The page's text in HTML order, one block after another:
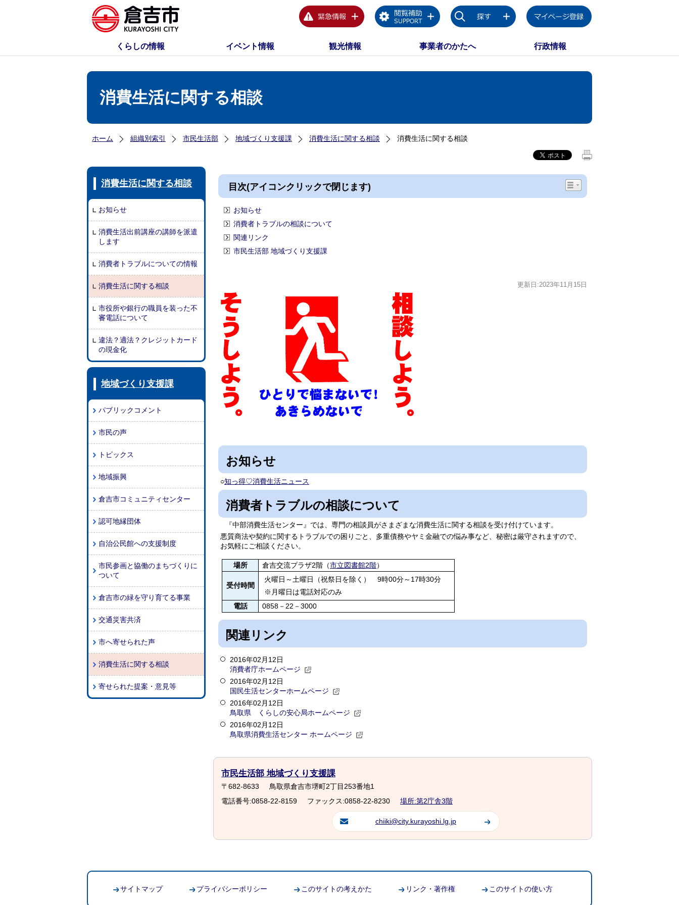
くらしの情報 イベント情報 観光情報 事業者のかたへ 行政情報
消費生活に関する相談
ホーム 組織別索引 市民生活部 地域づくり支援課 消費生活に関する相談 消費生活に関する相談
消費生活に関する相談
お知らせ
消費生活出前講座の講師を派遣
します
消費者トラブルについての情報
消費生活に関する相談
市役所や銀行の職員を装った不
審電話について
違法？適法？クレジットカード
の現金化
地域づくり支援課
パブリックコメント
市民の声
トピックス
地域振興
倉吉市コミュニティセンター
認可地縁団体
自治公民館への支援制度
市民参画と協働のまちづくりに
ついて
倉吉市の緑を守り育てる事業
交通災害共済
市へ寄せられた声
消費生活に関する相談
寄せられた提案・意見等
目次(アイコンクリックで閉じます)
お知らせ
消費者トラブルの相談について
関連リンク
市民生活部 地域づくり支援課
更新日:2023年11月15日
お知らせ
○知っ得♡消費生活ニュース
消費者トラブルの相談について
『中部消費生活センター』では、専門の相談員がさまざまな消費生活に関する相談を受け付けています。
悪質商法や契約に関するトラブルでの困りごと、多重債務やヤミ金融での悩み事など、秘密は厳守されますので、
お気軽にご相談ください。
場所 倉吉交流プラザ2階（市立図書館2階）
受付時間
火曜日～土曜日（祝祭日を除く） 9時00分～17時30分
※月曜日は電話対応のみ
電話
0858－22－3000
関連リンク
2016年02月12日
消費者庁ホームページ
2016年02月12日
国民生活センターホームページ
2016年02月12日
鳥取県 くらしの安心局ホームページ
2016年02月12日
鳥取県消費生活センター ホームページ
市民生活部 地域づくり支援課
〒682-8633
鳥取県倉吉市堺町2丁目253番地1
電話番号:0858-22-8159
ファックス:0858-22-8230 場所:第2庁舎3階
chiiki@city.kurayoshi.lg.jp
サイトマップ プライバシーポリシー このサイトの考えかた リンク・著作権 このサイトの使い方